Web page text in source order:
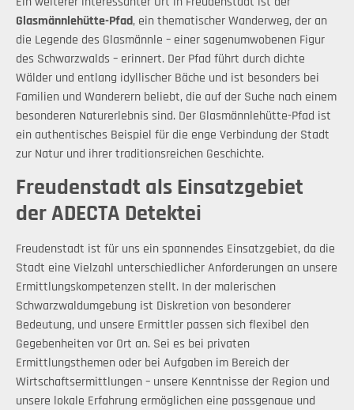
Glasmännlehütte-Pfad, ein thematischer Wanderweg, der an
die Legende des Glasmännle – einer sagenumwobenen Figur
des Schwarzwalds – erinnert. Der Pfad führt durch dichte
Wälder und entlang idyllischer Bäche und ist besonders bei
Familien und Wanderern beliebt, die auf der Suche nach einem
besonderen Naturerlebnis sind. Der Glasmännlehütte-Pfad ist
ein authentisches Beispiel für die enge Verbindung der Stadt
zur Natur und ihrer traditionsreichen Geschichte.
Freudenstadt als Einsatzgebiet
der ADECTA Detektei
Freudenstadt ist für uns ein spannendes Einsatzgebiet, da die
Stadt eine Vielzahl unterschiedlicher Anforderungen an unsere
Ermittlungskompetenzen stellt. In der malerischen
Schwarzwaldumgebung ist Diskretion von besonderer
Bedeutung, und unsere Ermittler passen sich flexibel den
Gegebenheiten vor Ort an. Sei es bei privaten
Ermittlungsthemen oder bei Aufgaben im Bereich der
Wirtschaftsermittlungen – unsere Kenntnisse der Region und
unsere lokale Erfahrung ermöglichen eine passgenaue und